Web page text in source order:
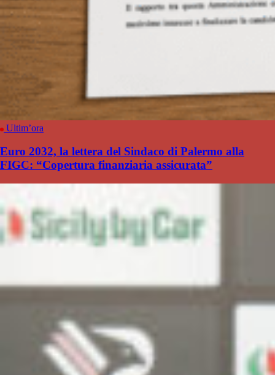
Ultim’ora
Euro 2032, la lettera del Sindaco di Palermo alla
FIGC: “Copertura finanziaria assicurata”